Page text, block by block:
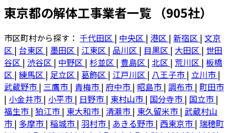
東京都の解体工事業者一覧 （905社）
市区町村から探す： 千代田区 | 中央区 | 港区 | 新宿区 | 文京
区 | 台東区 | 墨田区 | 江東区 | 品川区 | 目黒区 | 大田区 | 世田
谷区 | 渋谷区 | 中野区 | 杉並区 | 豊島区 | 北区 | 荒川区 | 板橋
区 | 練馬区 | 足立区 | 葛飾区 | 江戸川区 | 八王子市 | 立川市 |
武蔵野市 | 三鷹市 | 青梅市 | 府中市 | 昭島市 | 調布市 | 町田市
| 小金井市 | 小平市 | 日野市 | 東村山市 | 国分寺市 | 国立市 |
福生市 | 狛江市 | 東大和市 | 清瀬市 | 東久留米市 | 武蔵村山
市 | 多摩市 | 稲城市 | 羽村市 | あきる野市 | 西東京市 | 瑞穂町